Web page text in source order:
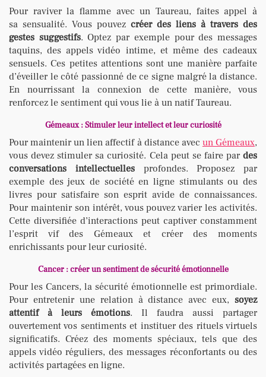
Pour raviver la flamme avec un Taureau, faites appel à
sa sensualité. Vous pouvez créer des liens à travers des
gestes suggestifs. Optez par exemple pour des messages
taquins, des appels vidéo intime, et même des cadeaux
sensuels. Ces petites attentions sont une manière parfaite
d’éveiller le côté passionné de ce signe malgré la distance.
En nourrissant la connexion de cette manière, vous
renforcez le sentiment qui vous lie à un natif Taureau.
Gémeaux : Stimuler leur intellect et leur curiosité
Pour maintenir un lien affectif à distance avec un Gémeaux,
vous devez stimuler sa curiosité. Cela peut se faire par des
conversations intellectuellesprofondes. Proposez par
exemple des jeux de société en ligne stimulants ou des
livres pour satisfaire son esprit avide de connaissances.
Pour maintenir son intérêt, vous pouvez varier les activités.
Cette diversifiée d’interactions peut captiver constamment
l’esprit vif des Gémeaux et créer des moments
enrichissants pour leur curiosité.
Cancer : créer un sentiment de sécurité émotionnelle
Pour les Cancers, la sécurité émotionnelle est primordiale.
Pour entretenir une relation à distance avec eux, soyez
attentif à leurs émotions. Il faudra aussi partager
ouvertement vos sentiments et instituer des rituels virtuels
significatifs. Créez des moments spéciaux, tels que des
appels vidéo réguliers, des messages réconfortants ou des
activités partagées en ligne.